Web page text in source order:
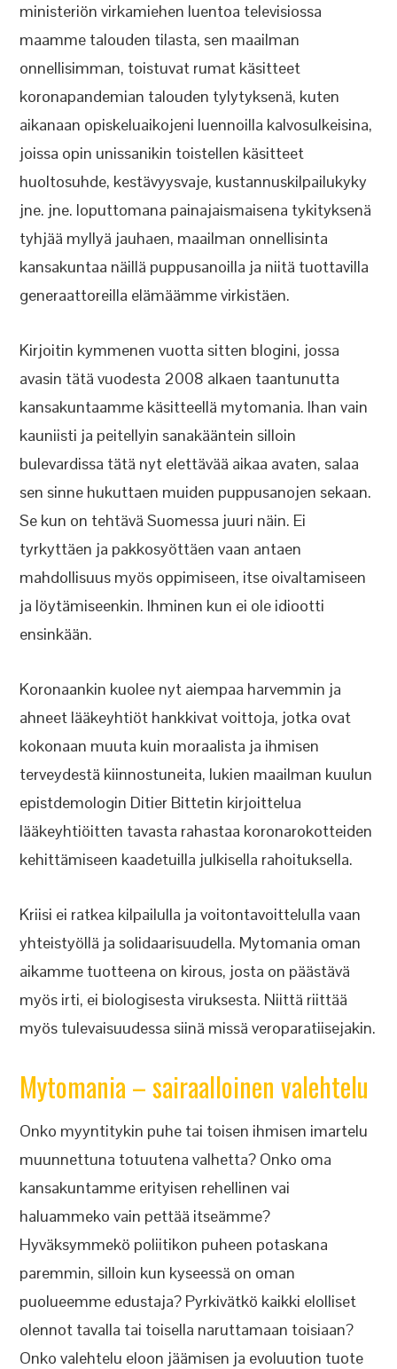
ministeriön virkamiehen luentoa televisiossa
maamme talouden tilasta, sen maailman
onnellisimman, toistuvat rumat käsitteet
koronapandemian talouden tylytyksenä, kuten
aikanaan opiskeluaikojeni luennoilla kalvosulkeisina,
joissa opin unissanikin toistellen käsitteet
huoltosuhde, kestävyysvaje, kustannuskilpailukyky
jne. jne. loputtomana painajaismaisena tykityksenä
tyhjää myllyä jauhaen, maailman onnellisinta
kansakuntaa näillä puppusanoilla ja niitä tuottavilla
generaattoreilla elämäämme virkistäen.
Kirjoitin kymmenen vuotta sitten blogini, jossa
avasin tätä vuodesta 2008 alkaen taantunutta
kansakuntaamme käsitteellä mytomania. Ihan vain
kauniisti ja peitellyin sanakääntein silloin
bulevardissa tätä nyt elettävää aikaa avaten, salaa
sen sinne hukuttaen muiden puppusanojen sekaan.
Se kun on tehtävä Suomessa juuri näin. Ei
tyrkyttäen ja pakkosyöttäen vaan antaen
mahdollisuus myös oppimiseen, itse oivaltamiseen
ja löytämiseenkin. Ihminen kun ei ole idiootti
ensinkään.
Koronaankin kuolee nyt aiempaa harvemmin ja
ahneet lääkeyhtiöt hankkivat voittoja, jotka ovat
kokonaan muuta kuin moraalista ja ihmisen
terveydestä kiinnostuneita, lukien maailman kuulun
epistdemologin Ditier Bittetin kirjoittelua
lääkeyhtiöitten tavasta rahastaa koronarokotteiden
kehittämiseen kaadetuilla julkisella rahoituksella.
Kriisi ei ratkea kilpailulla ja voitontavoittelulla vaan
yhteistyöllä ja solidaarisuudella. Mytomania oman
aikamme tuotteena on kirous, josta on päästävä
myös irti, ei biologisesta viruksesta. Niittä riittää
myös tulevaisuudessa siinä missä veroparatiisejakin.
Mytomania – sairaalloinen valehtelu
Onko myyntitykin puhe tai toisen ihmisen imartelu
muunnettuna totuutena valhetta? Onko oma
kansakuntamme erityisen rehellinen vai
haluammeko vain pettää itseämme?
Hyväksymmekö poliitikon puheen potaskana
paremmin, silloin kun kyseessä on oman
puolueemme edustaja? Pyrkivätkö kaikki elolliset
olennot tavalla tai toisella naruttamaan toisiaan?
Onko valehtelu eloon jäämisen ja evoluution tuote